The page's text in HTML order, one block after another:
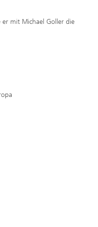
mit Michael Goller die